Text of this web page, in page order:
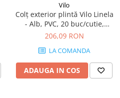
Vilo
Colț exterior plintă Vilo Linela
- Alb, PVC, 20 buc/cutie,
compatibil plintă 80 mm
206,09 RON
LA COMANDA
ADAUGA IN COS